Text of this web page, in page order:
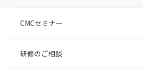
CMCセミナー
研修のご相談